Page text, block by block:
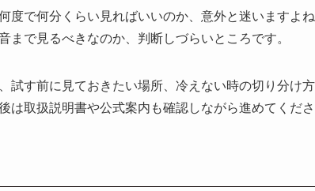
度で何分くらい見ればいいのか、意外と迷いますよ
で見るべきなのか、判断しづらいところです。
試す前に見ておきたい場所、冷えない時の切り分け
は取扱説明書や公式案内も確認しながら進めてくださ